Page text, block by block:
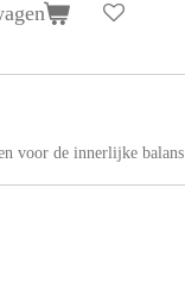
voor de innerlijke balans